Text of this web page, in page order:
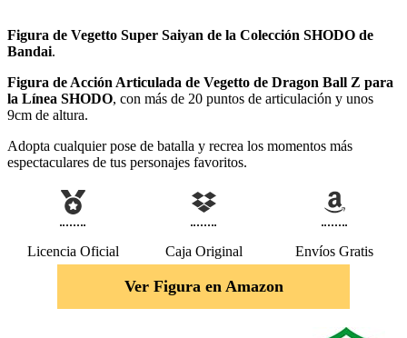
Figura de Vegetto Super Saiyan de la Colección SHODO de
Bandai.
Figura de Acción Articulada de Vegetto de Dragon Ball Z para
la Línea SHODO, con más de 20 puntos de articulación y unos
9cm de altura.
Adopta cualquier pose de batalla y recrea los momentos más
espectaculares de tus personajes favoritos.
Licencia Oficial Caja Original Envíos Gratis
Ver Figura en Amazon